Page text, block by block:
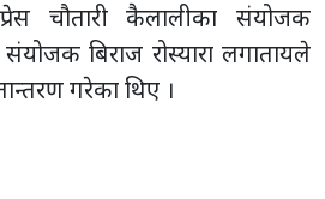
चौतारी कैलालीका संयोजक
बिराज रोस्यारा लगातायले
गरेका थिए ।